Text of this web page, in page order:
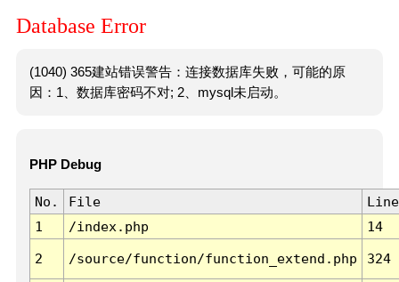
Database Error
(1040) 365建站错误警告：连接数据库失败，可能的原
因：1、数据库密码不对; 2、mysql未启动。
PHP Debug
No. File
Line
1
/index.php 14
2 /source/function/function_extend.php 324